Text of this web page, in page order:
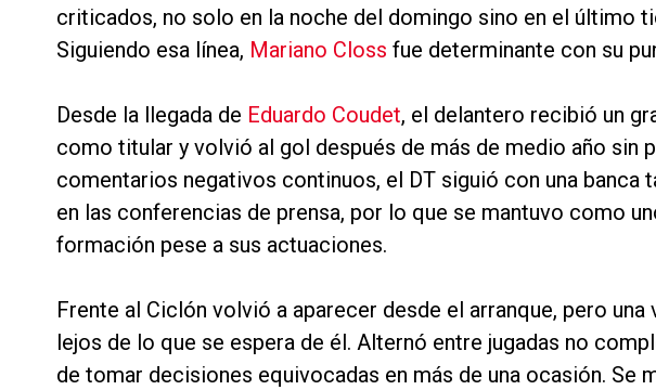
criticados, no solo en la noche del domingo sino en el último
Siguiendo esa línea, Mariano Closs fue determinante con su
Desde la llegada de Eduardo Coudet, el delantero recibió un
como titular y volvió al gol después de más de medio año sin
comentarios negativos continuos, el DT siguió con una banca
en las conferencias de prensa, por lo que se mantuvo como
formación pese a sus actuaciones.
Frente al Ciclón volvió a aparecer desde el arranque, pero
lejos de lo que se espera de él. Alternó entre jugadas no
de tomar decisiones equivocadas en más de una ocasión. Se